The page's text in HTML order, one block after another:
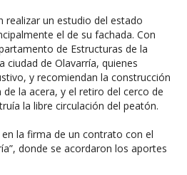
realizar un estudio del estado
el de su fachada. Con
de Estructuras de la
ciudad de Olavarría, quienes
y recomiendan la construcción
la acera, y el retiro del cerco de
la libre circulación del peatón.
la firma de un contrato con el
donde se acordaron los aportes